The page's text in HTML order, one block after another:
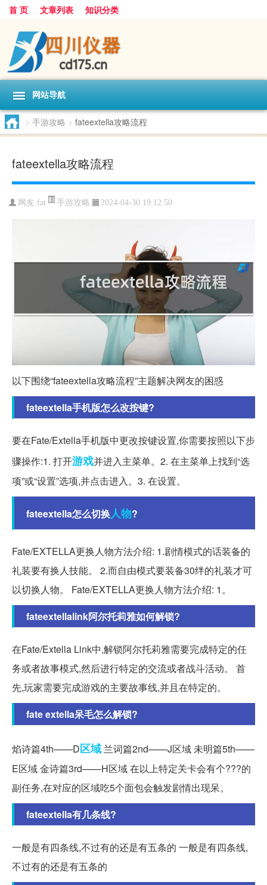
首 页 文章列表 知识分类
网站导航
> 手游攻略 > fateextella攻略流程
fateextella攻略流程
网友:fat 手游攻略 2024-04-30 19:12:50
以下围绕“fateextella攻略流程”主题解决网友的困惑
fateextella手机版怎么改按键?
要在Fate/Extella手机版中更改按键设置,你需要按照以下步
骤操作:1. 打开游戏并进入主菜单。2. 在主菜单上找到“选
项”或“设置”选项,并点击进入。3. 在设置。
fateextella怎么切换人物?
Fate/EXTELLA更换人物方法介绍: 1.剧情模式的话装备的
礼装要有换人技能。 2.而自由模式要装备30绊的礼装才可
以切换人物。 Fate/EXTELLA更换人物方法介绍: 1。
fateextellalink阿尔托莉雅如何解锁?
在Fate/Extella Link中,解锁阿尔托莉雅需要完成特定的任
务或者故事模式,然后进行特定的交流或者战斗活动。 首
先,玩家需要完成游戏的主要故事线,并且在特定的。
fate extella呆毛怎么解锁?
焰诗篇4th——D区域 兰词篇2nd——J区域 未明篇5th——
E区域 金诗篇3rd——H区域 在以上特定关卡会有个???的
副任务,在对应的区域吃5个面包会触发剧情出现呆。
fateextella有几条线?
一般是有四条线,不过有的还是有五条的 一般是有四条线,
不过有的还是有五条的